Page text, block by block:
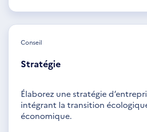
Conseil
Stratégie
Élaborez une stratégie
intégrant la transition
économique.